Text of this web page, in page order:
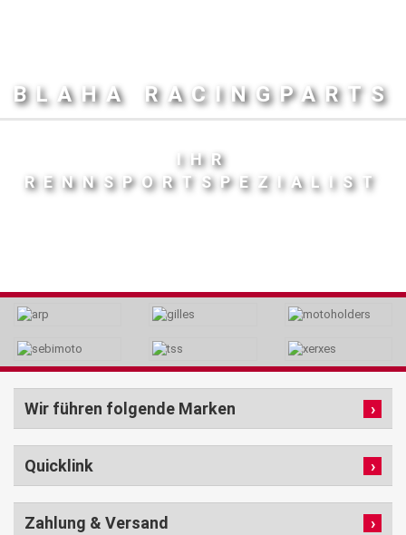
BLAHA RACINGPARTS
IHR
RENNSPORTSPEZIALIST
Wir führen folgende Marken
Quicklink
Zahlung & Versand